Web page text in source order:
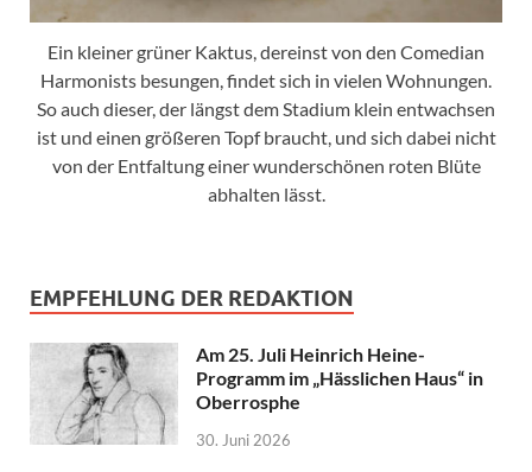
Ein kleiner grüner Kaktus, dereinst von den Comedian
Harmonists besungen, findet sich in vielen Wohnungen.
So auch dieser, der längst dem Stadium klein entwachsen
ist und einen größeren Topf braucht, und sich dabei nicht
von der Entfaltung einer wunderschönen roten Blüte
abhalten lässt.
EMPFEHLUNG DER REDAKTION
Am 25. Juli Heinrich Heine-
Programm im „Hässlichen Haus“ in
Oberrosphe
30. Juni 2026